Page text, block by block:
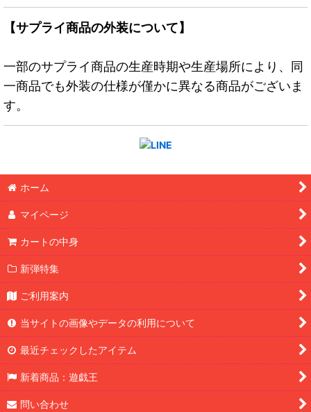
【サプライ商品の外装について】
一部のサプライ商品の生産時期や生産場所により、同
一商品でも外装の仕様が僅かに異なる商品がございま
す。
ホーム
マイページ
カートの中身
新弾特集
ご利用案内
当サイトの画像やデータの利用について
最近チェックしたアイテム
新着商品：遊戯王
問い合わせ